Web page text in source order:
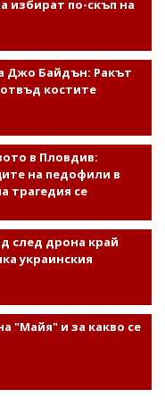
избират по-скъп на
Джо Байдън: Ракът
костите
в Пловдив:
на педофили в
трагедия се
след дрона край
украинския
"Майя" и за какво се